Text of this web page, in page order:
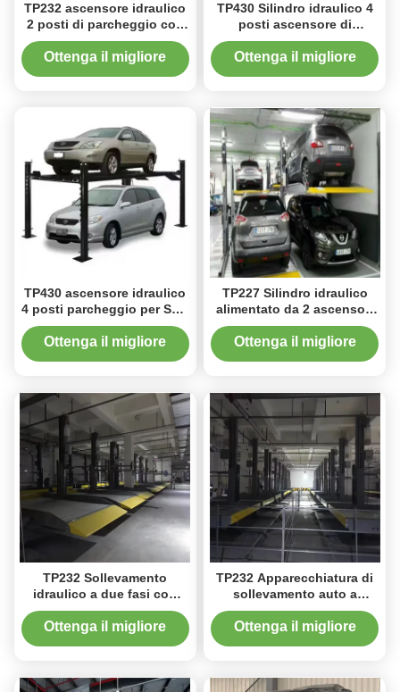
TP232 ascensore idraulico
2 posti di parcheggio con
disegno di risparmio di
spazio
Ottenga il migliore
TP430 Silindro idraulico 4
posti ascensore di
parcheggio 3000 kg
Capacità di sollevamento
Ottenga il migliore
TP430 ascensore idraulico
4 posti parcheggio per SUV
e camion
Ottenga il migliore
TP227 Silindro idraulico
alimentato da 2 ascensori
di parcheggio per la
massima stabilità
Ottenga il migliore
TP232 Sollevamento
idraulico a due fasi con
sigilli italiani
Ottenga il migliore
TP232 Apparecchiatura di
sollevamento auto a
controllo elettrico 2
ascensore di parcheggio
Ottenga il migliore